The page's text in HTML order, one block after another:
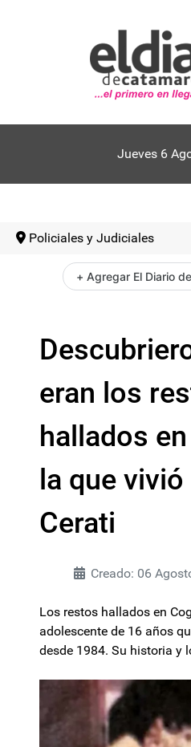
Jueves 6
Policiales y Judiciales
+ Agregar El Diario
eran los
hallados
la que
Cerati
Creado: 06
Los restos hallados en
adolescente de 16 años
desde 1984. Su historia y